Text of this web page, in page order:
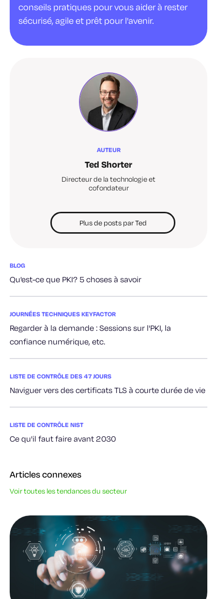
conseils pratiques pour vous aider à rester
sécurisé, agile et prêt pour l'avenir.
AUTEUR
Ted Shorter
Directeur de la technologie et
cofondateur
Plus de posts par Ted
BLOG
Qu'est-ce que PKI? 5 choses à savoir
JOURNÉES TECHNIQUES KEYFACTOR
Regarder à la demande : Sessions sur l'PKI, la
confiance numérique, etc.
LISTE DE CONTRÔLE DES 47 JOURS
Naviguer vers des certificats TLS à courte durée de vie
LISTE DE CONTRÔLE NIST
Ce qu'il faut faire avant 2030
Articles connexes
Voir toutes les tendances du secteur